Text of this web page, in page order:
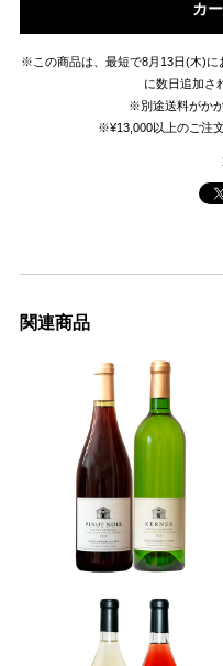
カ
※この商品は、最短で8月13日(木)に
に数日追加さ
※別途送料がかか
※¥13,000以上のご注
関連商品